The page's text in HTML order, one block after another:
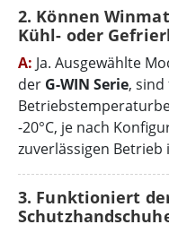
2. Können
Kühl- oder
A: Ja. Ausgewählte
der G-WIN Serie,
-20°C, je nach
zuverlässigen
3. Funktioniert